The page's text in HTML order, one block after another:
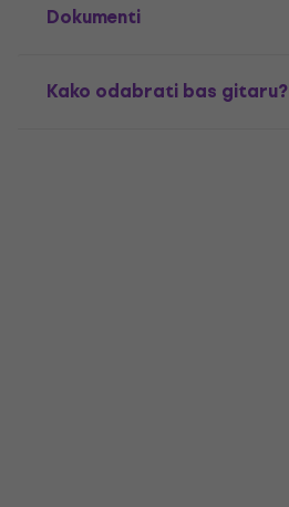
Dokumenti
Kako odabrati bas gitaru?